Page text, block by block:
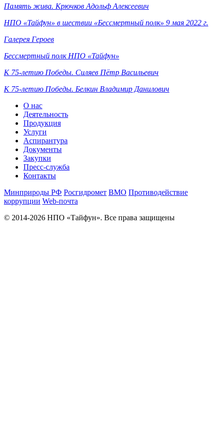
Память жива. Крючков Адольф Алексеевич
НПО «Тайфун» в шествии «Бессмертный полк» 9 мая 2022 г.
Галерея Героев
Бессмертный полк НПО «Тайфун»
К 75-летию Победы. Силяев Пётр Васильевич
К 75-летию Победы. Белкин Владимир Данилович
О нас
Деятельность
Продукция
Услуги
Аспирантура
Документы
Закупки
Пресс-служба
Контакты
Минприроды РФ Росгидромет ВМО Противодействие
коррупции Web-почта
© 2014-2026 НПО «Тайфун». Все права защищены